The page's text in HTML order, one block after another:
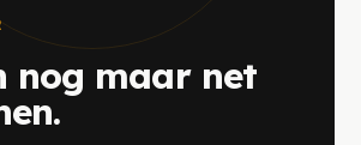
nog maar net